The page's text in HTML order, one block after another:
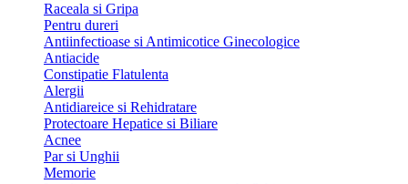
Raceala si Gripa
Pentru dureri
Antiinfectioase si Antimicotice Ginecologice
Antiacide
Constipatie Flatulenta
Alergii
Antidiareice si Rehidratare
Protectoare Hepatice si Biliare
Acnee
Par si Unghii
Memorie